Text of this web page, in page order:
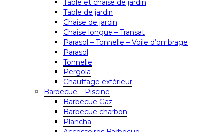
Table et chaise de jardin
Table de jardin
Chaise de jardin
Chaise longue – Transat
Parasol – Tonnelle – Voile d’ombrage
Parasol
Tonnelle
Pergola
Chauffage extérieur
Barbecue – Piscine
Barbecue Gaz
Barbecue charbon
Plancha